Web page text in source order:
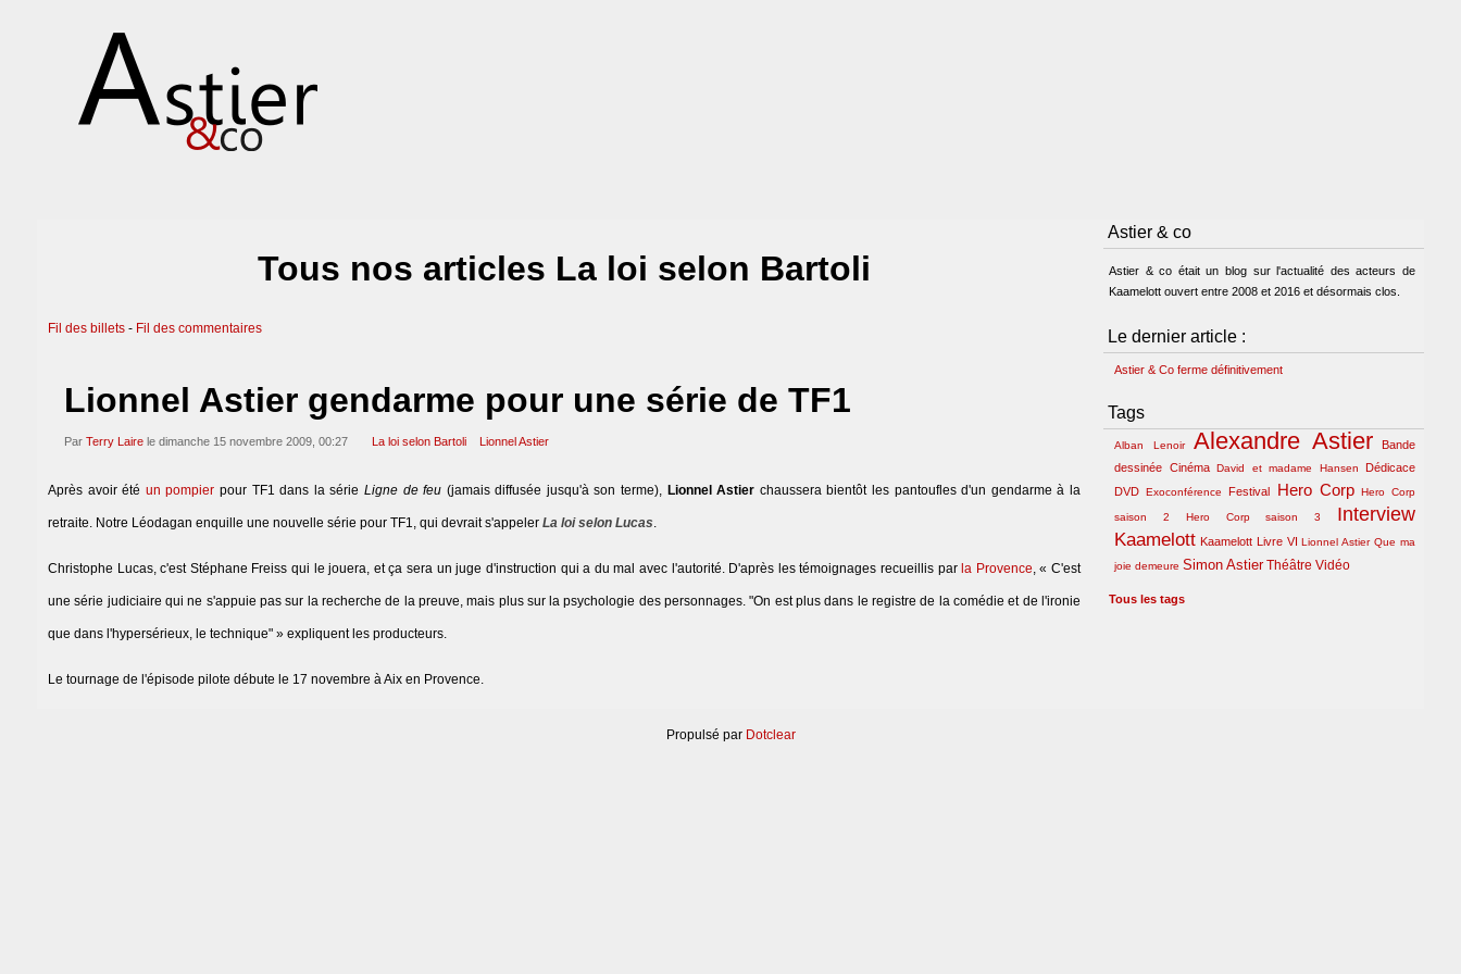
Tous nos articles La loi selon Bartoli
Fil des billets - Fil des commentaires
Lionnel Astier gendarme pour une série de TF1
Par Terry Laire le dimanche 15 novembre 2009, 00:27 La loi selon Bartoli Lionnel Astier
Après avoir été un pompier pour TF1 dans la série Ligne de feu (jamais diffusée jusqu'à son terme), Lionnel Astier chaussera bientôt les pantoufles d'un gendarme à la
retraite. Notre Léodagan enquille une nouvelle série pour TF1, qui devrait s'appeler La loi selon Lucas.
Christophe Lucas, c'est Stéphane Freiss qui le jouera, et ça sera un juge d'instruction qui a du mal avec l'autorité. D'après les témoignages recueillis par la Provence, « C'est
une série judiciaire qui ne s'appuie pas sur la recherche de la preuve, mais plus sur la psychologie des personnages. "On est plus dans le registre de la comédie et de l'ironie
que dans l'hypersérieux, le technique" » expliquent les producteurs.
Le tournage de l'épisode pilote débute le 17 novembre à Aix en Provence.
Astier & co
Astier & co était un blog sur l'actualité des acteurs de
Kaamelott ouvert entre 2008 et 2016 et désormais clos.
Le dernier article :
Astier & Co ferme définitivement
Tags
Alban Lenoir Alexandre Astier
Bande
dessinée Cinéma David et madame Hansen
Dédicace
DVD Exoconférence Festival Hero Corp Hero Corp
saison 2 Hero Corp saison 3 Interview
Kaamelott Kaamelott Livre VI Lionnel Astier Que ma
joie demeure Simon Astier Théâtre Vidéo
Tous les tags
Propulsé par Dotclear